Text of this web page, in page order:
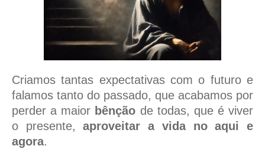
Criamos tantas expectativas com o futuro e
falamos tanto do passado, que acabamos por
perder a maior bênção de todas, que é viver
o presente,aproveitar a vida no aqui e
agora.